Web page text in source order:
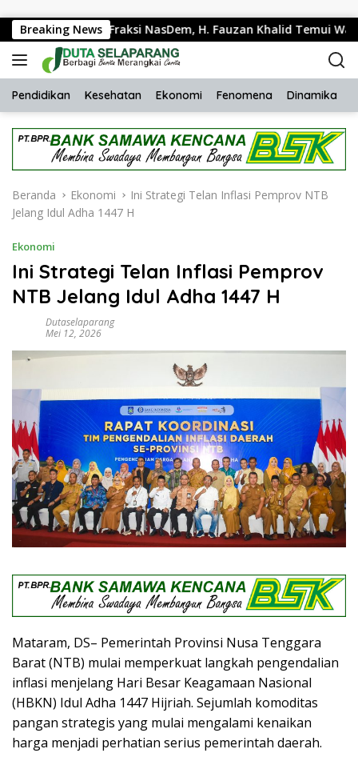
Breaking News
DPR RI Fraksi NasDem, H. Fauzan Khalid Temui Warga
Pendidikan Kesehatan Ekonomi Fenomena Dinamika
Beranda Ekonomi
Ini Strategi Telan Inflasi Pemprov NTB
Jelang Idul Adha 1447 H
Ekonomi
Ini Strategi Telan Inflasi Pemprov
NTB Jelang Idul Adha 1447 H
Dutaselaparang
Mei 12, 2026
Mataram, DS– Pemerintah Provinsi Nusa Tenggara
Barat (NTB) mulai memperkuat langkah pengendalian
inflasi menjelang Hari Besar Keagamaan Nasional
(HBKN) Idul Adha 1447 Hijriah. Sejumlah komoditas
pangan strategis yang mulai mengalami kenaikan
harga menjadi perhatian serius pemerintah daerah.